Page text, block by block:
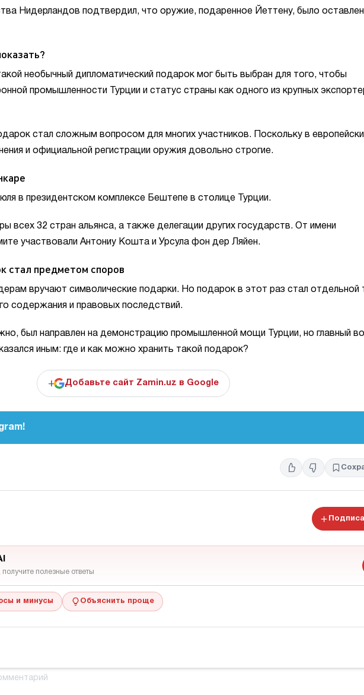
Нидерландов подтвердил, что оружие, подаренное Йеттену, было
необычный дипломатический подарок мог быть выбран для того, чтобы
промышленности Турции и статус страны как одного из крупных
стал сложным вопросом для многих участников. Поскольку в
и официальной регистрации оружия довольно строгие.
в президентском комплексе Бештепе в столице Турции.
всех 32 стран альянса, а также делегации других государств. От имени
участвовали Антониу Кошта и Урсула фон дер Ляйен.
стал предметом споров
вручают символические подарки. Но подарок в этот раз стал отдельной
содержания и правовых последствий.
был направлен на демонстрацию промышленной мощи Турции, но главный
иным: где и как можно хранить такой подарок?
+ Добавьте сайт Zamin.uz в Google
получите полезные ответы
и минусы Объяснить проще